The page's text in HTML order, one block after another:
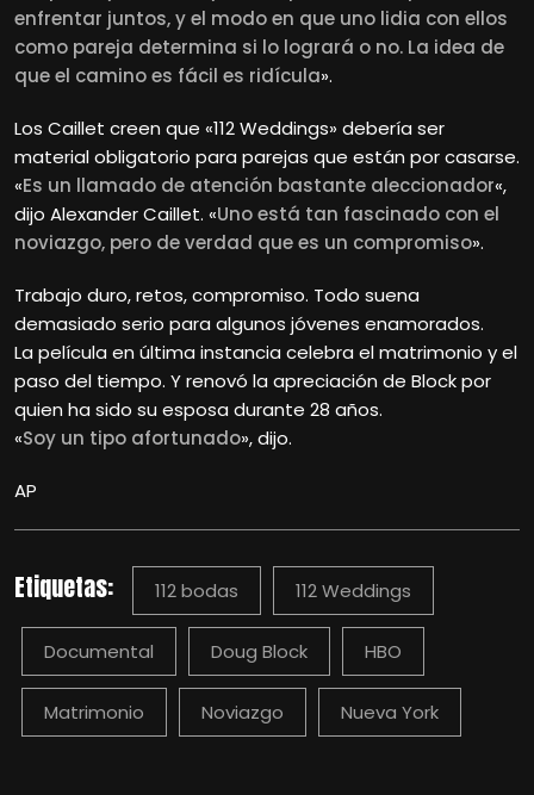
enfrentar juntos, y el modo en que uno lidia con ellos
como pareja determina si lo logrará o no. La idea de
que el camino es fácil es ridícula».
Los Caillet creen que «112 Weddings» debería ser
material obligatorio para parejas que están por casarse.
«Es un llamado de atención bastante aleccionador«,
dijo Alexander Caillet. «Uno está tan fascinado con el
noviazgo, pero de verdad que es un compromiso».
Trabajo duro, retos, compromiso. Todo suena
demasiado serio para algunos jóvenes enamorados.
La película en última instancia celebra el matrimonio y el
paso del tiempo. Y renovó la apreciación de Block por
quien ha sido su esposa durante 28 años.
«Soy un tipo afortunado», dijo.
AP
Etiquetas: 112 bodas 112 Weddings
Documental Doug Block HBO
Matrimonio Noviazgo Nueva York